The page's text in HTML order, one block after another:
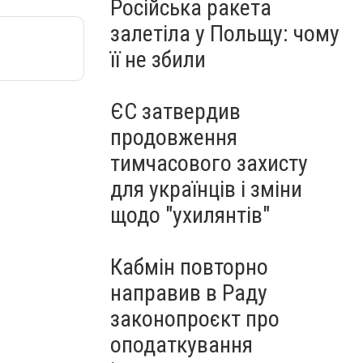
Російська ракета
залетіла у Польщу: чому
її не збили
ЄС затвердив
продовження
тимчасового захисту
для українців і зміни
щодо "ухилянтів"
Кабмін повторно
направив в Раду
законопроєкт про
оподаткування